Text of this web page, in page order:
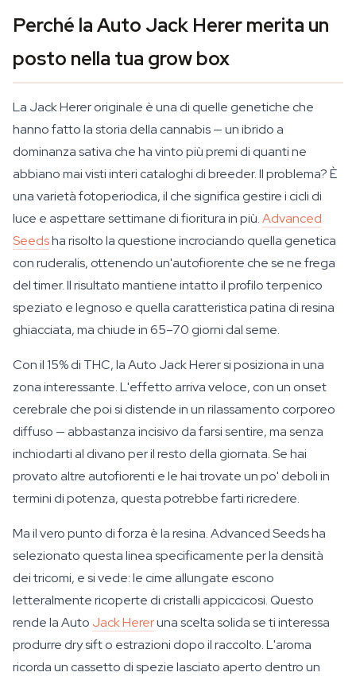
Perché la Auto Jack Herer merita un
posto nella tua grow box
La Jack Herer originale è una di quelle genetiche che
hanno fatto la storia della cannabis — un ibrido a
dominanza sativa che ha vinto più premi di quanti ne
abbiano mai visti interi cataloghi di breeder. Il problema? È
una varietà fotoperiodica, il che significa gestire i cicli di
luce e aspettare settimane di fioritura in più.Advanced
Seedsha risolto la questione incrociando quella genetica
con ruderalis, ottenendo un'autofiorente che se ne frega
del timer. Il risultato mantiene intatto il profilo terpenico
speziato e legnoso e quella caratteristica patina di resina
ghiacciata, ma chiude in 65–70 giorni dal seme.
Con il 15% di THC, la Auto Jack Herer si posiziona in una
zona interessante. L'effetto arriva veloce, con un onset
cerebrale che poi si distende in un rilassamento corporeo
diffuso — abbastanza incisivo da farsi sentire, ma senza
inchiodarti al divano per il resto della giornata. Se hai
provato altre autofiorenti e le hai trovate un po' deboli in
termini di potenza, questa potrebbe farti ricredere.
Ma il vero punto di forza è la resina. Advanced Seeds ha
selezionato questa linea specificamente per la densità
dei tricomi, e si vede: le cime allungate escono
letteralmente ricoperte di cristalli appiccicosi. Questo
rende la Auto Jack Hereruna scelta solida se ti interessa
produrre dry sift o estrazioni dopo il raccolto. L'aroma
ricorda un cassetto di spezie lasciato aperto dentro un